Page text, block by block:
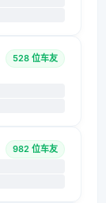
528 位车友
982 位车友